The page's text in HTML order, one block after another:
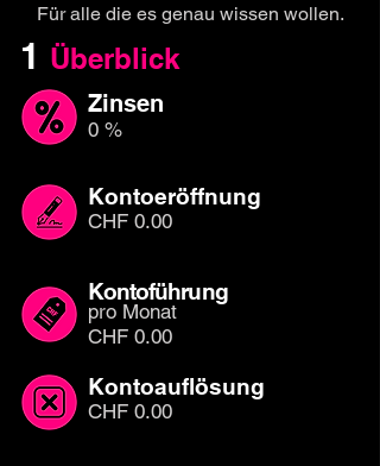
Für alle die es genau wissen wollen.
1 Überblick
Zinsen
0 %
Kontoeröffnung
CHF 0.00
Kontoführung
pro Monat
CHF 0.00
Kontoauflösung
CHF 0.00